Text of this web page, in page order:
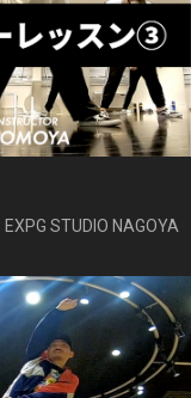
EXPG STUDIO NAGOYA